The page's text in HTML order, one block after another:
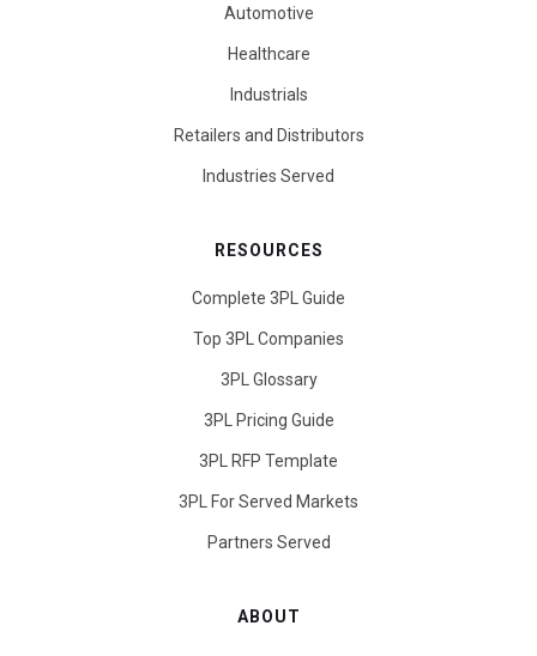
Automotive
Healthcare
Industrials
Retailers and Distributors
Industries Served
RESOURCES
Complete 3PL Guide
Top 3PL Companies
3PL Glossary
3PL Pricing Guide
3PL RFP Template
3PL For Served Markets
Partners Served
ABOUT